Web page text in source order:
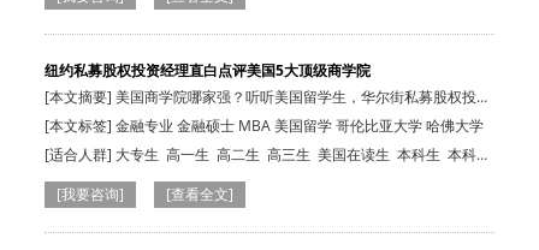
纽约私募股权投资经理直白点评美国5大顶级商学院
[本文摘要] 美国商学院哪家强？听听美国留学生，华尔街私募股权投资
经理怎么评…
[本文标签] 金融专业 金融硕士 MBA 美国留学 哥伦比亚大学 哈佛大学
[适合人群] 大专生 高一生 高二生 高三生 美国在读生 本科生 本科
生 高一生 高二生 高三生 大专生
[我要咨询] [查看全文]